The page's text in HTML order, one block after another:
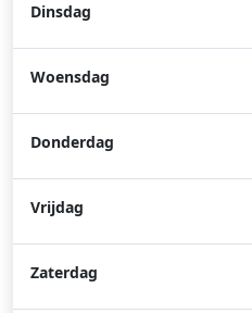
Dinsdag
Woensdag
Donderdag
Vrijdag
Zaterdag